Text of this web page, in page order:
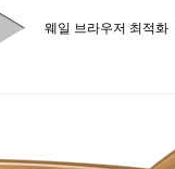
웨일 브라우저 최적화